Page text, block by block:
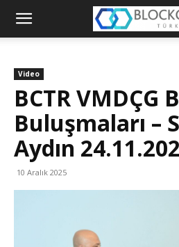
Blockchain
Video
BCTR VMDÇG
Buluşmaları –
Aydın
10 Aralık 2025